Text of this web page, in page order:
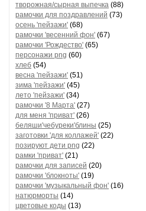
творожная/сырная выпечка (88)
рамочки для поздравлений (73)
осень 'пейзажи' (68)
рамочки 'весенний фон' (67)
рамочки 'Рождество' (65)
персонажи png (60)
хлеб (54)
весна 'пейзажи' (51)
зима 'пейзажи' (45)
лето 'пейзажи' (34)
рамочки '8 Марта' (27)
для меня 'приват' (26)
беляши'чебуреки'блины (25)
заготовки 'для коллажей' (22)
позируют дети png (22)
рамки 'приват' (21)
рамочки для записей (20)
рамочки 'блокноты' (19)
рамочки 'музыкальный фон' (16)
натюрморты (14)
цветовые коды (13)